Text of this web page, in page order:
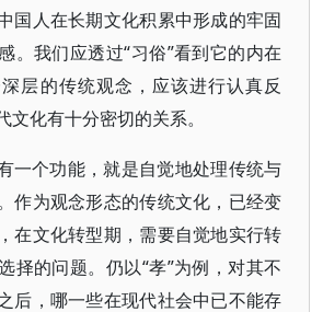
国人在长期文化积累中形成的牢固
。我们应透过“习俗”看到它的内在
层的传统观念，应该进行认真反
化有十分密切的关系。
一个功能，就是自觉地处理传统与
作为观念形态的传统文化，已经变
在文化转型期，需要自觉地实行转
择的问题。仍以“孝”为例，对其不
后，哪一些在现代社会中已不能存